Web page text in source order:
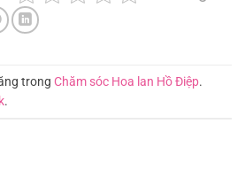
trong Chăm sóc Hoa lan Hồ Điệp.
.